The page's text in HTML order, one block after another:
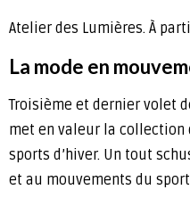
Atelier des Lumières. À
La mode en
Troisième et dernier volet
met en valeur la collection
sports d’hiver. Un tout
et au mouvements du